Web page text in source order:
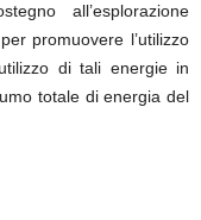
all’esplorazione
promuovere l’utilizzo
di tali energie in
totale di energia del